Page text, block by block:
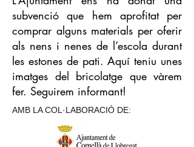
subvenció que hem aprofitat per
comprar alguns materials per oferir
als nens i nenes de l’escola durant
les estones de pati. Aquí teniu unes
imatges del bricolatge que vàrem
fer. Seguirem informant!
AMB LA COL·LABORACIÓ DE: